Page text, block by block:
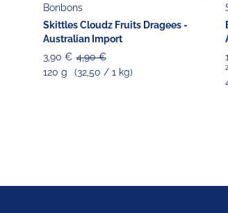
Bonbons
Skittles Cloudz Fruits Dragees -
Australian Import
3,90 € 4,90 €
120 g
(32,50 / 1 kg)